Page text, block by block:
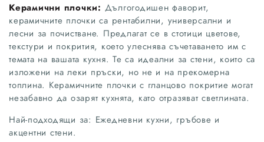
Керамични плочки: Дългогодишен фаворит,
керамичните плочки са рентабилни, универсални и
лесни за почистване. Предлагат се в стотици цветове,
текстури и покрития, което улеснява съчетаването им с
темата на вашата кухня. Те са идеални за стени, които са
изложени на леки пръски, но не и на прекомерна
топлина. Керамичните плочки с гланцово покритие могат
незабавно да озарят кухнята, като отразяват светлината.
Най-подходящи за: Ежедневни кухни, гръбове и
акцентни стени.